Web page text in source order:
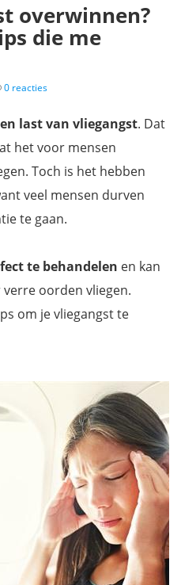
overwinnen?
die me
0 reacties
last van vliegangst. Dat
het voor mensen
Toch is het hebben
veel mensen durven
te gaan.
te behandelen en kan
oorden vliegen.
om je vliegangst te